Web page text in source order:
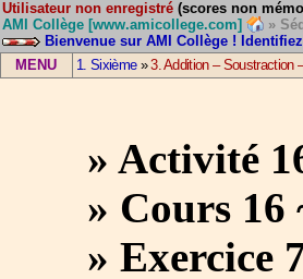
Utilisateur non enregistré (scores non
AMI Collège [www.amicollege.com]
»
Bienvenue sur AMI Collège !
MENU
1. Sixième»3. Addition – Soustraction
» Activité
» Cours 16
» Exercice